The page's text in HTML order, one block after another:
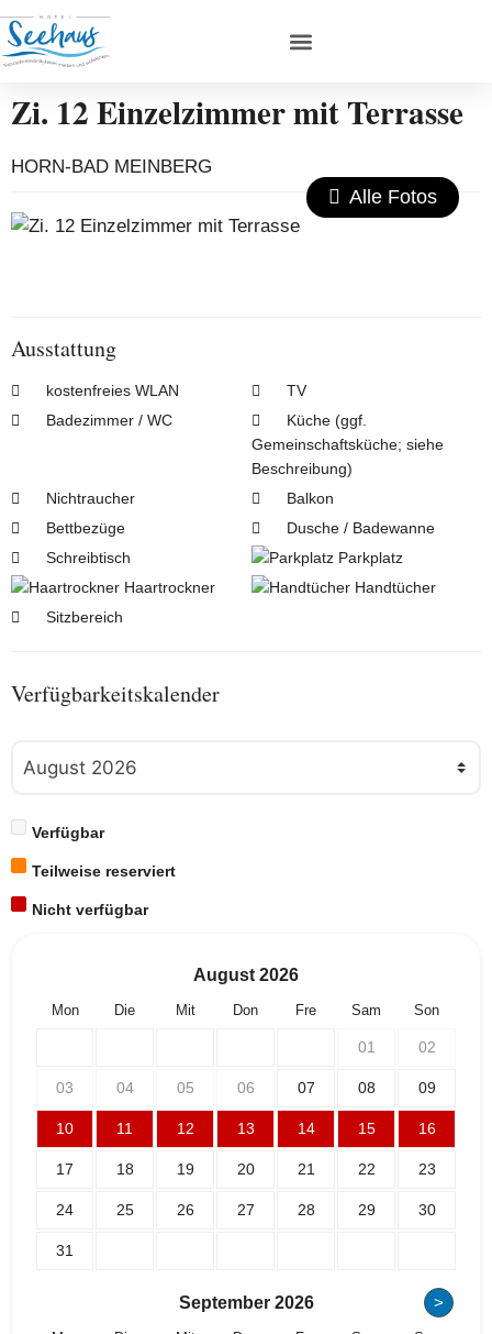
Zi. 12 Einzelzimmer mit Terrasse
HORN-BAD MEINBERG
Alle Fotos
Ausstattung
kostenfreies WLAN
TV
Badezimmer / WC
Küche (ggf.
Gemeinschaftsküche; siehe
Beschreibung)
Nichtraucher
Balkon
Bettbezüge
Dusche / Badewanne
Schreibtisch
Parkplatz
Haartrockner
Handtücher
Sitzbereich
Verfügbarkeitskalender
Verfügbar
Teilweise reserviert
Nicht verfügbar
August 2026
Mon Die Mit Don Fre Sam Son
01 02
03 04 05 06 07 08 09
10 11 12 13 14 15 16
17 18 19 20 21 22 23
24 25 26 27 28 29 30
31
September 2026 >